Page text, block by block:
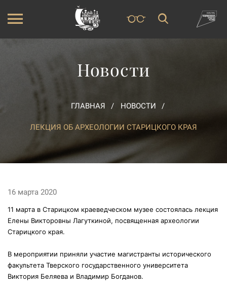
Новости
ГЛАВНАЯ НОВОСТИ
ЛЕКЦИЯ ОБ АРХЕОЛОГИИ СТАРИЦКОГО КРАЯ
16 марта 2020
11 марта в Старицком краеведческом музее состоялась лекция
Елены Викторовны Лагуткиной, посвященная археологии
Старицкого края.
В мероприятии приняли участие магистранты исторического
факультета Тверского государственного университета
Виктория Беляева и Владимир Богданов.